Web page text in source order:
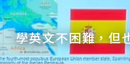
學英文不困難，但